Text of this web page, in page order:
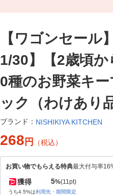
【ワゴンセール
1/30】【2歳頃
0種のお野菜キ
ック（わけあり品
ブランド： NISHIKIYA KITCHEN
268 円 （税込）
お買い物でもらえる特典最大付与率
獲得 5%(11pt)
うち4.5%は利用先・期間限定